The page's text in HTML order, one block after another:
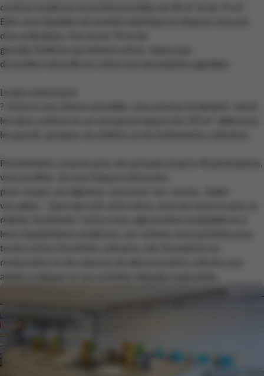
cuisines modernes et professionnelles de 90 m² et de 75 m².
Elles sont équipées de manière identique et dispose chacune
d’un ordinateur, d’un écran TV et de
grandes fenêtres qui laissent entrer beaucoup
de lumière naturelle et créent une atmosphère agréable.
Le plus intéressant
? Grâce à une cloison amovible, vous pouvez facilement réunir
les deux cuisines en un seul grand espace de 170 m². Idéal pour
les grands groupes, les ateliers ou les événements culinaires.
Parfaitement conçues pour des groupes jusqu'à 40 participants,
vous profitez de tout l’espace nécessaire
pour couper vos légumes, concocter vos sauces, étaler
vos pâtes… Quel que soit votre menu, tout est réuni ici pour le
réaliser facilement. Grâce à leur agencement modulable et à
leurs équipements modernes, ces cuisines sont parfaites pour
toutes sortes d'activités culinaires, des formations en
restauration et des séances de démonstration culinaire aux
ateliers ludiques et aux activités d’équipe inspirantes.